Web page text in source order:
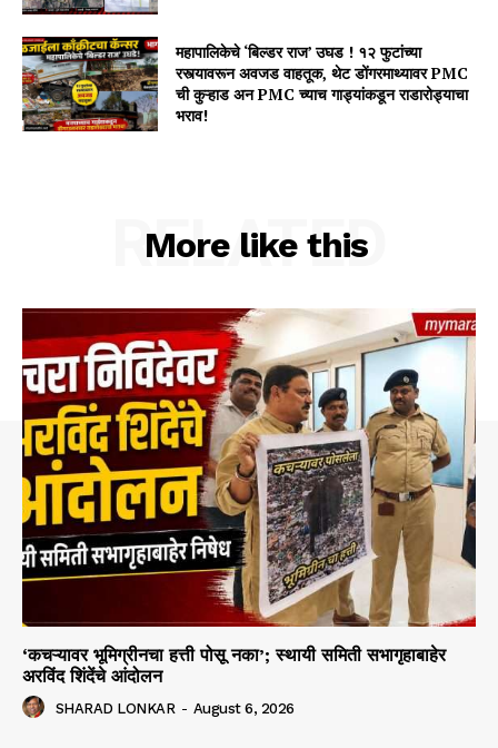
महापालिकेचे ‘बिल्डर राज’ उघड ! १२ फुटांच्या
रस्त्यावरून अवजड वाहतूक, थेट डोंगरमाथ्यावर PMC
ची कुऱ्हाड अन PMC च्याच गाड्यांकडून राडारोड्याचा
भराव!
More like this
RELATED
‘कचऱ्यावर भूमिग्रीनचा हत्ती पोसू नका’; स्थायी समिती सभागृहाबाहेर
अरविंद शिंदेंचे आंदोलन
SHARAD LONKAR - August 6, 2026